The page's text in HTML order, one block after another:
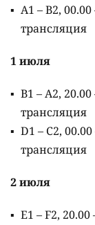
A1 – B2,
трансляция
1 июля
B1 – A2,
трансляция
D1 – C2,
трансляция
2 июля
E1 – F2,